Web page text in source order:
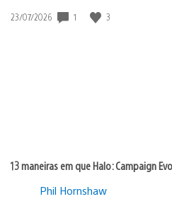
Data
23/07/2026 1 3
13 maneiras em que Halo: Campaign
Phil Hornshaw